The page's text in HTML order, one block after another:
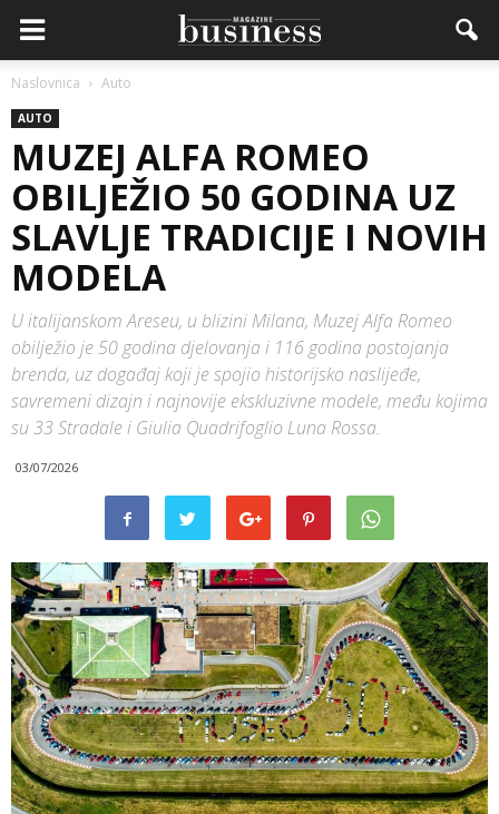
Naslovnica Auto
AUTO
MUZEJ ALFA ROMEO
OBILJEŽIO 50 GODINA UZ
SLAVLJE TRADICIJE I NOVIH
MODELA
U italijanskom Areseu, u blizini Milana, Muzej Alfa Romeo
obilježio je 50 godina djelovanja i 116 godina postojanja
brenda, uz događaj koji je spojio historijsko naslijeđe,
savremeni dizajn i najnovije ekskluzivne modele, među kojima
su 33 Stradale i Giulia Quadrifoglio Luna Rossa.
03/07/2026